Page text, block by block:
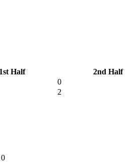
1st Half 2nd Half
0
2
0